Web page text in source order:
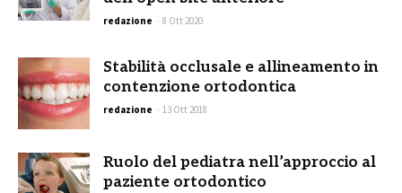
redazione - 8 Ott 2020
Stabilità occlusale e allineamento in
contenzione ortodontica
redazione - 13 Ott 2018
Ruolo del pediatra nell’approccio al
paziente ortodontico